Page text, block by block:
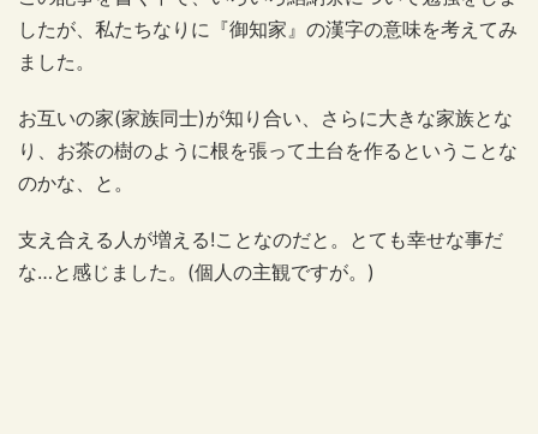
したが、私たちなりに『御知家』の漢字の意味を考えてみ
ました。
お互いの家(家族同士)が知り合い、さらに大きな家族とな
り、お茶の樹のように根を張って土台を作るということな
のかな、と。
支え合える人が増える!ことなのだと。とても幸せな事だ
な…と感じました。(個人の主観ですが。)